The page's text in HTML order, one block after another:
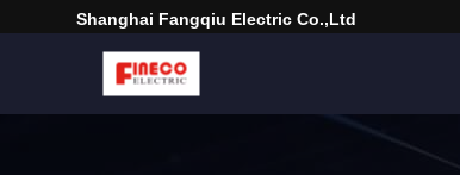
Shanghai Fangqiu Electric Co.,ltd